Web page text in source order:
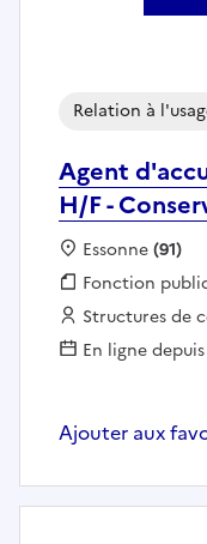
Agent
H/F -
Relation à
Localisation :
Essonne(91)
Fonction
Fonction
Employeur :
Structures de
En ligne
Ajouter aux